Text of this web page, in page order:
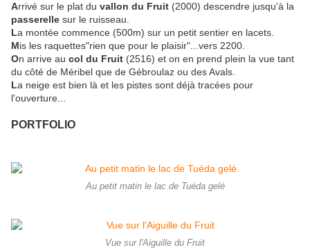
Arrivé sur le plat du vallon du Fruit (2000) descendre jusqu'à la
passerelle sur le ruisseau.
La montée commence (500m) sur un petit sentier en lacets.
Mis les raquettes"rien que pour le plaisir"...vers 2200.
On arrive au col du Fruit (2516) et on en prend plein la vue tant
du côté de Méribel que de Gébroulaz ou des Avals.
La neige est bien là et les pistes sont déjà tracées pour
l'ouverture...
PORTFOLIO
Au petit matin le lac de Tuéda gelé
Vue sur l'Aiguille du Fruit